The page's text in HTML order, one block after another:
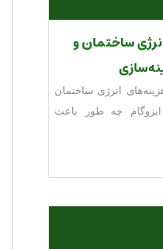
ساختمان و
انرژی ساختمان
چه طور باعث